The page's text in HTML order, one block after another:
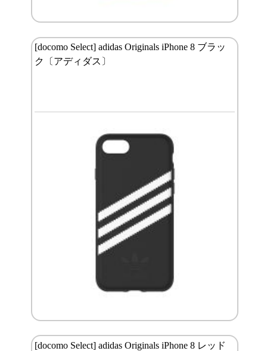
[docomo Select] adidas Originals iPhone 8 ブラッ
ク〔アディダス〕
[docomo Select] adidas Originals iPhone 8 レッド